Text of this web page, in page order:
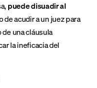
puede disuadir al
de acudir a un juez para
una cláusula
la ineficacia del